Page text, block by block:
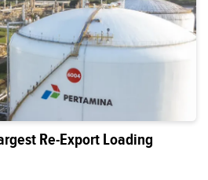
Re-Export Loading